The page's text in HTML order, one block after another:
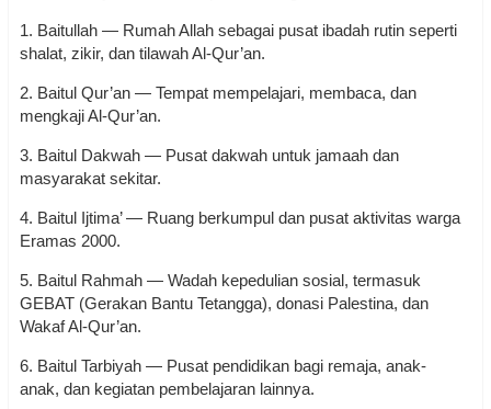
1. Baitullah — Rumah Allah sebagai pusat ibadah rutin seperti
shalat, zikir, dan tilawah Al-Qur’an.
2. Baitul Qur’an — Tempat mempelajari, membaca, dan
mengkaji Al-Qur’an.
3. Baitul Dakwah — Pusat dakwah untuk jamaah dan
masyarakat sekitar.
4. Baitul Ijtima’ — Ruang berkumpul dan pusat aktivitas warga
Eramas 2000.
5. Baitul Rahmah — Wadah kepedulian sosial, termasuk
GEBAT (Gerakan Bantu Tetangga), donasi Palestina, dan
Wakaf Al-Qur’an.
6. Baitul Tarbiyah — Pusat pendidikan bagi remaja, anak-
anak, dan kegiatan pembelajaran lainnya.